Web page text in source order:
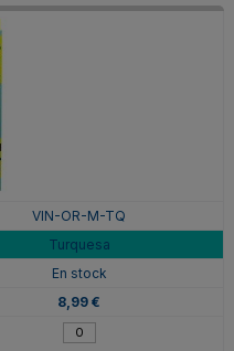
VIN-OR-M-TQ
Turquesa
En stock
8,99 €